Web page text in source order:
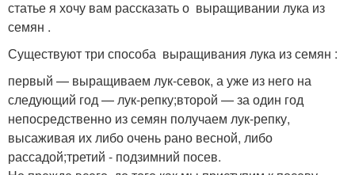
статье я хочу вам рассказать о выращивании лука из
семян .
Существуют три способа выращивания лука из семян :
первый — выращиваем лук-севок, а уже из него на
следующий год — лук-репку;второй — за один год
непосредственно из семян получаем лук-репку,
высаживая их либо очень рано весной, либо
рассадой;третий - подзимний посев.